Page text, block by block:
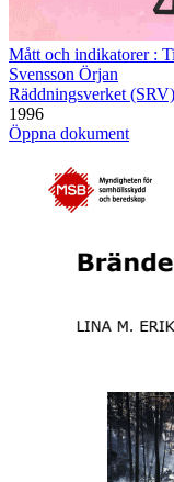
Mått och indikatorer :
Svensson Örjan
Räddningsverket (SRV)
1996
Öppna dokument